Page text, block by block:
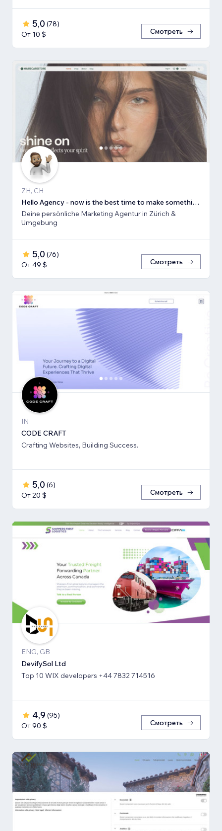
5,0 (78)
От 10 $
Смотреть
ZH, CH
Hello Agency - now is the best time to make something new!
Deine persönliche Marketing Agentur in Zürich &
Umgebung
5,0 (76)
От 49 $
Смотреть
IN
CODE CRAFT
Crafting Websites, Building Success.
5,0 (6)
От 20 $
Смотреть
ENG, GB
DevifySol Ltd
Top 10 WIX developers +44 7832 714516
4,9 (95)
От 90 $
Смотреть